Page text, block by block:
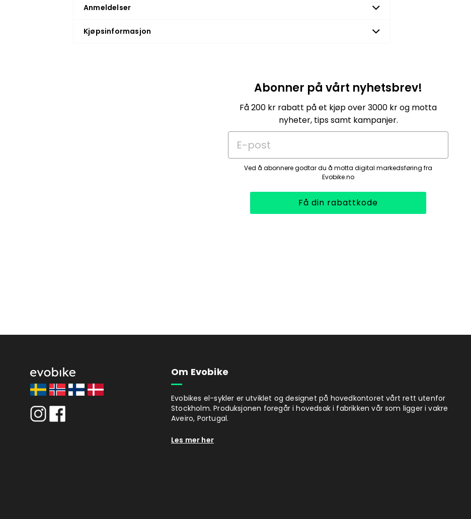
Anmeldelser
Kjøpsinformasjon
Abonner på vårt nyhetsbrev!
Få 200 kr rabatt på et kjøp over 3000 kr og motta
nyheter, tips samt kampanjer.
E-post
Ved å abonnere godtar du å motta digital markedsføring fra
Evobike.no
Få din rabattkode
Om Evobike
Evobikes el-sykler er utviklet og designet på hovedkontoret vårt rett utenfor
Stockholm. Produksjonen foregår i hovedsak i fabrikken vår som ligger i vakre
Aveiro, Portugal.
Les mer her